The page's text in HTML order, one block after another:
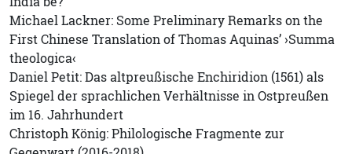
Michael Lackner: Some Preliminary Remarks on the
First Chinese Translation of Thomas Aquinas’ ›Summa
theologica‹
Daniel Petit: Das altpreußische Enchiridion (1561) als
Spiegel der sprachlichen Verhältnisse in Ostpreußen
im 16. Jahrhundert
Christoph König: Philologische Fragmente zur